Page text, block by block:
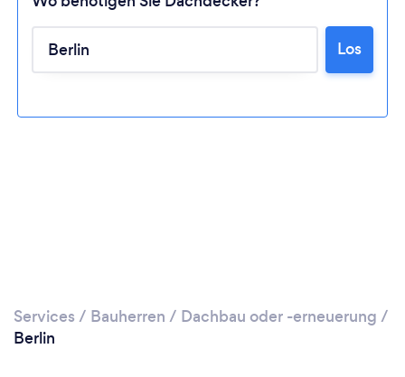
Lädt ...
Bitte warten ...
Los
Services / Bauherren / Dachbau oder -erneuerung /
Berlin